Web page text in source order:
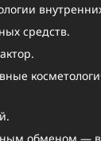
средств.